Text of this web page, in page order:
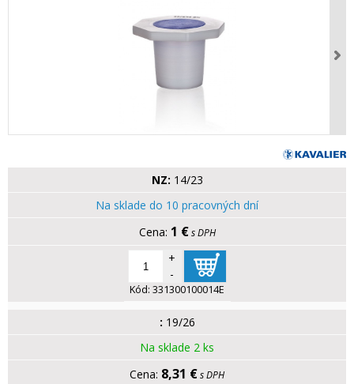
NZ: 14/23
Na sklade do 10 pracovných dní
1 € s DPH
+
-
Kód: 331300100014E
: 19/26
Na sklade 2 ks
8,31 €s DPH